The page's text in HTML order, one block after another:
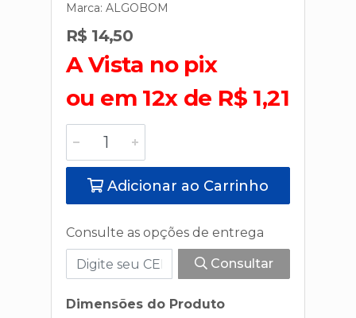
Marca: ALGOBOM
R$ 14,50
A Vista no pix
ou em 12x de R$ 1,21
Adicionar ao Carrinho
Consulte as opções de entrega
Consultar
Dimensões do Produto